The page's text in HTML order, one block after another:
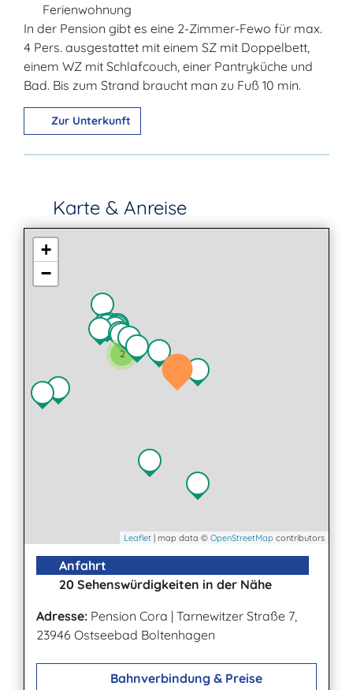
Ferienwohnung
In der Pension gibt es eine 2-Zimmer-Fewo für max.
4 Pers. ausgestattet mit einem SZ mit Doppelbett,
einem WZ mit Schlafcouch, einer Pantryküche und
Bad. Bis zum Strand braucht man zu Fuß 10 min.
Zur Unterkunft
Karte & Anreise
2
+
−
Leaflet | map data © OpenStreetMap contributors
Anfahrt
20 Sehenswürdigkeiten in der Nähe
Adresse: Pension Cora | Tarnewitzer Straße 7,
23946 Ostseebad Boltenhagen
Bahnverbindung & Preise